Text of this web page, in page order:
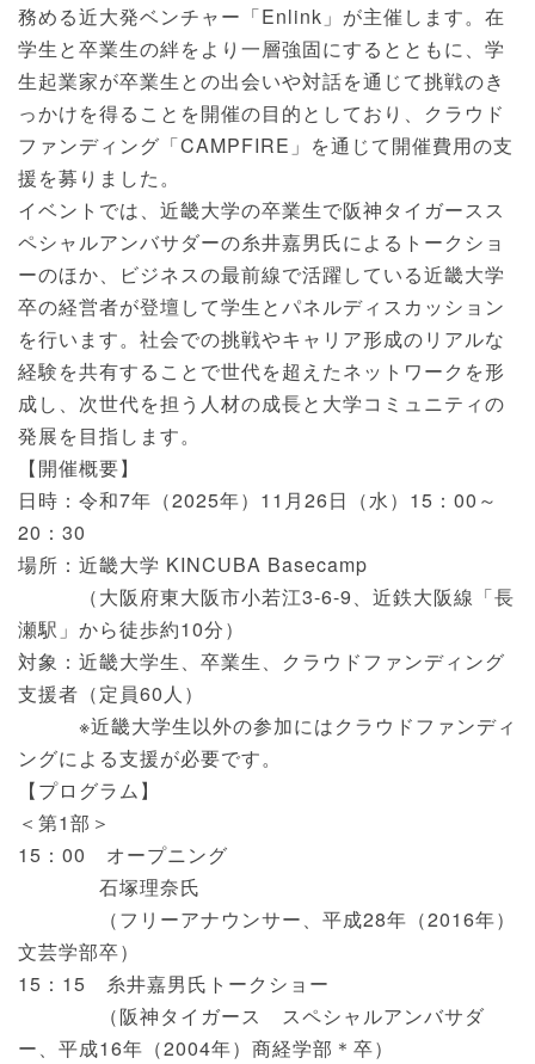
務める近大発ベンチャー「Enlink」が主催します。在
学生と卒業生の絆をより一層強固にするとともに、学
生起業家が卒業生との出会いや対話を通じて挑戦のき
っかけを得ることを開催の目的としており、クラウド
ファンディング「CAMPFIRE」を通じて開催費用の支
援を募りました。
イベントでは、近畿大学の卒業生で阪神タイガースス
ペシャルアンバサダーの糸井嘉男氏によるトークショ
ーのほか、ビジネスの最前線で活躍している近畿大学
卒の経営者が登壇して学生とパネルディスカッション
を行います。社会での挑戦やキャリア形成のリアルな
経験を共有することで世代を超えたネットワークを形
成し、次世代を担う人材の成長と大学コミュニティの
発展を目指します。
【開催概要】
日時：令和7年（2025年）11月26日（水）15：00～
20：30
場所：近畿大学 KINCUBA Basecamp
（大阪府東大阪市小若江3-6-9、近鉄大阪線「長
瀬駅」から徒歩約10分）
対象：近畿大学生、卒業生、クラウドファンディング
支援者（定員60人）
※近畿大学生以外の参加にはクラウドファンディ
ングによる支援が必要です。
【プログラム】
＜第1部＞
15：00 オープニング
石塚理奈氏
（フリーアナウンサー、平成28年（2016年）
文芸学部卒）
15：15 糸井嘉男氏トークショー
（阪神タイガース スペシャルアンバサダ
ー、平成16年（2004年）商経学部＊卒）